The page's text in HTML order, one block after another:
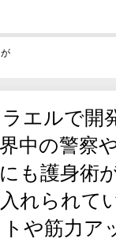
エルで開
中の警察
も護身術
れられて
や筋力ア